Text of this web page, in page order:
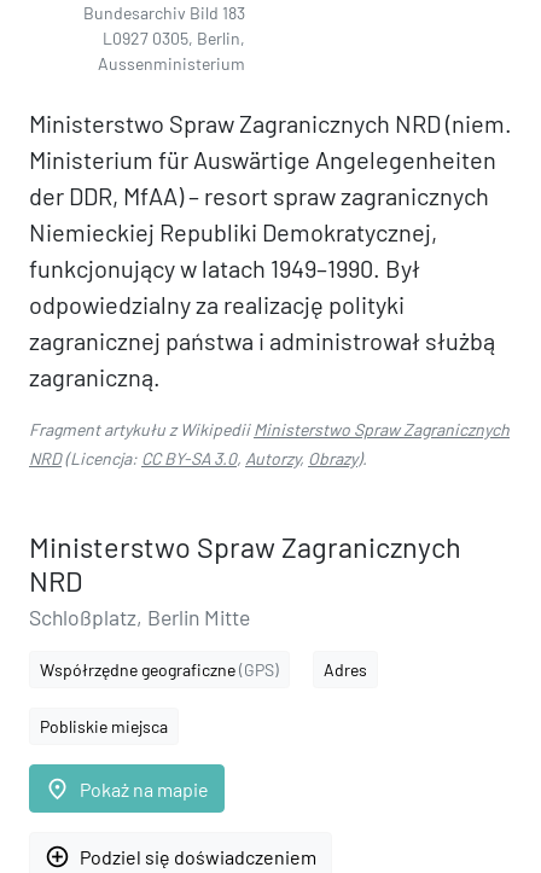
Bundesarchiv Bild 183
L0927 0305, Berlin,
Aussenministerium
Ministerstwo Spraw Zagranicznych NRD (niem.
Ministerium für Auswärtige Angelegenheiten
der DDR, MfAA) – resort spraw zagranicznych
Niemieckiej Republiki Demokratycznej,
funkcjonujący w latach 1949–1990. Był
odpowiedzialny za realizację polityki
zagranicznej państwa i administrował służbą
zagraniczną.
Fragment artykułu z WikipediiMinisterstwo Spraw Zagranicznych
NRD(Licencja: CC BY-SA 3.0, Autorzy, Obrazy).
Ministerstwo Spraw Zagranicznych
NRD
Schloßplatz, Berlin Mitte
Współrzędne geograficzne(GPS) Adres
Pobliskie miejsca
place Pokaż na mapie
add_circle_outline Podziel się doświadczeniem